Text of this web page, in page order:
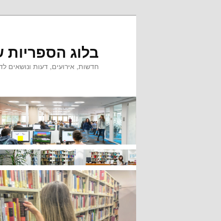
בלוג
חדשות, אירועים, דעות ונושאים